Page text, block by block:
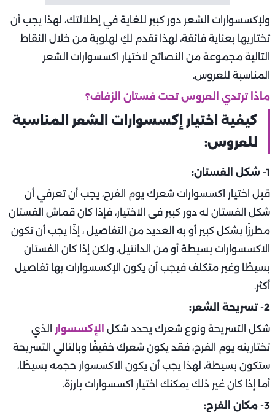
ولإكسسوارات الشعر دور كبير للغاية في إطلالتك، لهذا يجب أن
تختاريها بعناية فائقة، لهذا تقدم لكِ لهلوبة من خلال النقاط
التالية مجموعة من النصائح لاختيار اكسسوارات الشعر
المناسبة للعروس.
ماذا ترتدي العروس تحت فستان الزفاف؟
كيفية اختيار إكسسوارات الشعر المناسبة
للعروس:
1- شكل الفستان:
قبل اختيار اكسسوارات شعرك يوم الفرح، يجب أن تعرفي أن
شكل الفستان له دور كبير فى الاختيار، فإذا كان قماش الفستان
مطرزًا بشكل كبير أو به العديد من التفاصيل ، إذًا يجب أن تكون
الاكسسوارات بسيطة أو من الدانتيل، ولكن إذا كان الفستان
بسيطًا وغير متكلف فيجب أن يكون الإكسسوارات بها تفاصيل
أكثر.
2- تسريحة الشعر:
شكل التسريحة ونوع شعرك يحدد شكل الإكسسوار
الذي
تختارينه يوم الفرح، فقد يكون شعرك خفيفًا وبالتالي التسريحة
ستكون بسيطة، لهذا يجب أن يكون الاكسسوار حجمه بسيطًا،
أما إذا كان غير ذلك يمكنك اختيار اكسسوارات بارزة.
3- مكان الفرح: